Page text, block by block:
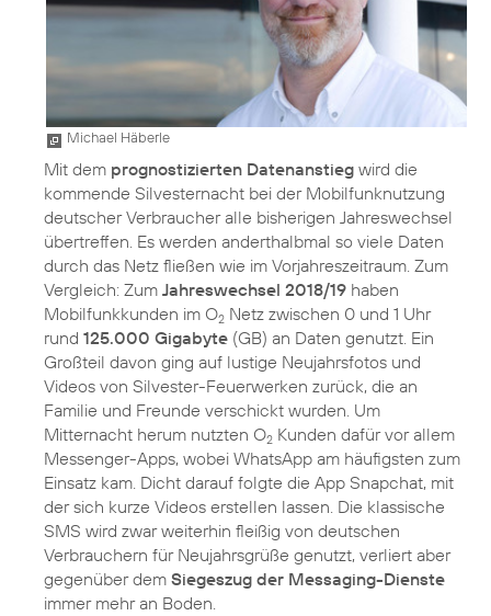
Michael Häberle
Mit dem prognostizierten Datenanstieg wird die
kommende Silvesternacht bei der Mobilfunknutzung
deutscher Verbraucher alle bisherigen Jahreswechsel
übertreffen. Es werden anderthalbmal so viele Daten
durch das Netz fließen wie im Vorjahreszeitraum. Zum
Vergleich: Zum Jahreswechsel 2018/19 haben
Mobilfunkkunden im O2 Netz zwischen 0 und 1 Uhr
rund 125.000 Gigabyte (GB) an Daten genutzt. Ein
Großteil davon ging auf lustige Neujahrsfotos und
Videos von Silvester-Feuerwerken zurück, die an
Familie und Freunde verschickt wurden. Um
Mitternacht herum nutzten O2 Kunden dafür vor allem
Messenger-Apps, wobei WhatsApp am häufigsten zum
Einsatz kam. Dicht darauf folgte die App Snapchat, mit
der sich kurze Videos erstellen lassen. Die klassische
SMS wird zwar weiterhin fleißig von deutschen
Verbrauchern für Neujahrsgrüße genutzt, verliert aber
gegenüber dem Siegeszug der Messaging-Dienste
immer mehr an Boden.